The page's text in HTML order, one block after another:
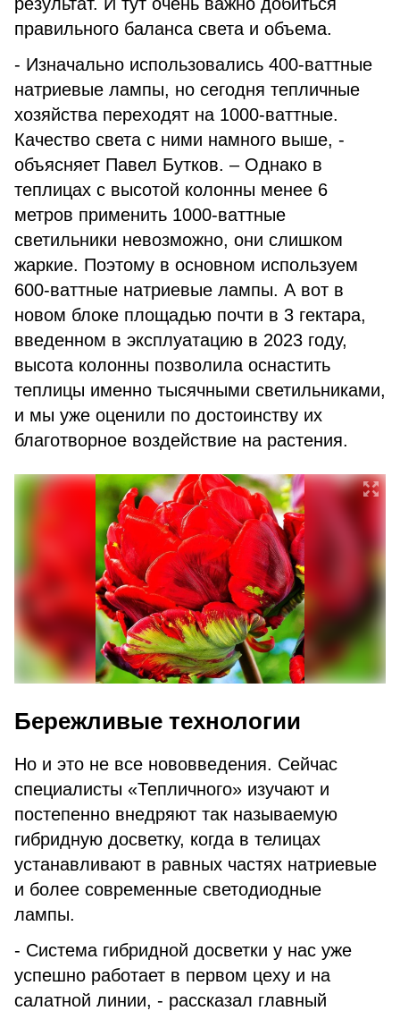
правильного баланса света и объема.
- Изначально использовались 400-ваттные
натриевые лампы, но сегодня тепличные
хозяйства переходят на 1000-ваттные.
Качество света с ними намного выше, -
объясняет Павел Бутков. – Однако в
теплицах с высотой колонны менее 6
метров применить 1000-ваттные
светильники невозможно, они слишком
жаркие. Поэтому в основном используем
600-ваттные натриевые лампы. А вот в
новом блоке площадью почти в 3 гектара,
введенном в эксплуатацию в 2023 году,
высота колонны позволила оснастить
теплицы именно тысячными светильниками,
и мы уже оценили по достоинству их
благотворное воздействие на растения.
Бережливые технологии
Но и это не все нововведения. Сейчас
специалисты «Тепличного» изучают и
постепенно внедряют так называемую
гибридную досветку, когда в телицах
устанавливают в равных частях натриевые
и более современные светодиодные
лампы.
- Система гибридной досветки у нас уже
успешно работает в первом цеху и на
салатной линии, - рассказал главный